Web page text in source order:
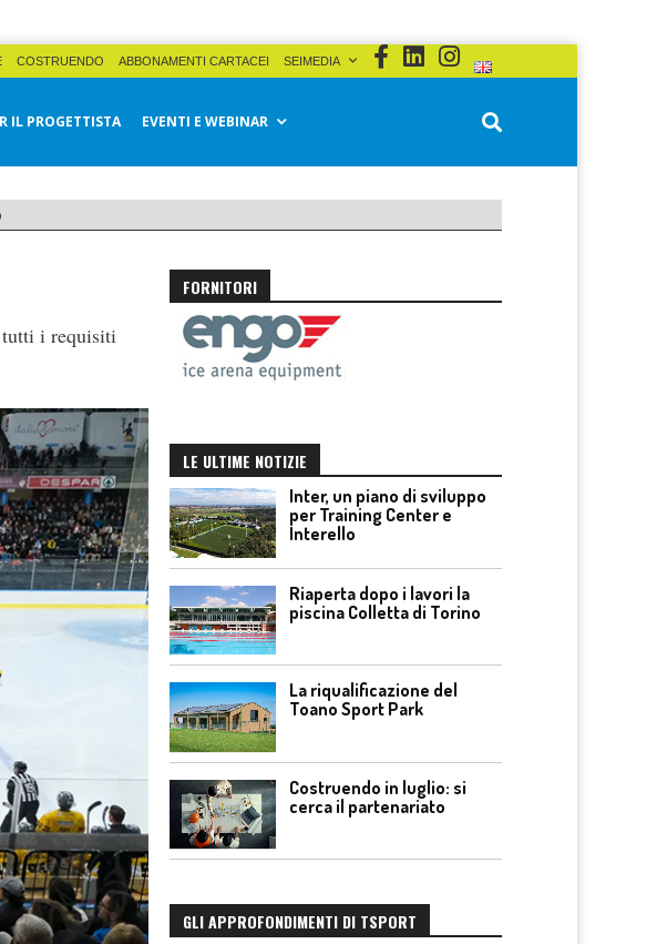
COSTRUENDO ABBONAMENTI CARTACEI SEIMEDIA
IL PROGETTISTA EVENTI E WEBINAR
tutti i requisiti
FORNITORI
LE ULTIME NOTIZIE
Inter, un piano di sviluppo
per Training Center e
Interello
Riaperta dopo i lavori la
piscina Colletta di Torino
La riqualificazione del
Toano Sport Park
Costruendo in luglio: si
cerca il partenariato
GLI APPROFONDIMENTI DI TSPORT